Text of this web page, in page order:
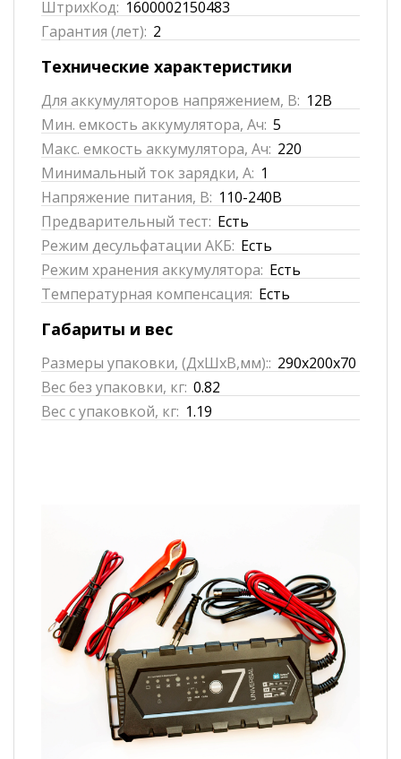
ШтрихКод: 1600002150483
Гарантия (лет): 2
Технические характеристики
Для аккумуляторов напряжением, В: 12В
Мин. емкость аккумулятора, Ач: 5
Макс. емкость аккумулятора, Ач: 220
Минимальный ток зарядки, А: 1
Напряжение питания, В: 110-240В
Предварительный тест: Есть
Режим десульфатации АКБ: Есть
Режим хранения аккумулятора: Есть
Температурная компенсация: Есть
Габариты и вес
Размеры упаковки, (ДхШхВ,мм):: 290х200х70
Вес без упаковки, кг: 0.82
Вес с упаковкой, кг: 1.19